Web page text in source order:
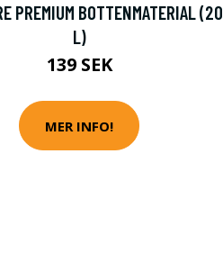
PREMIUM BOTTENMATERIAL (20
L)
139 SEK
MER INFO!